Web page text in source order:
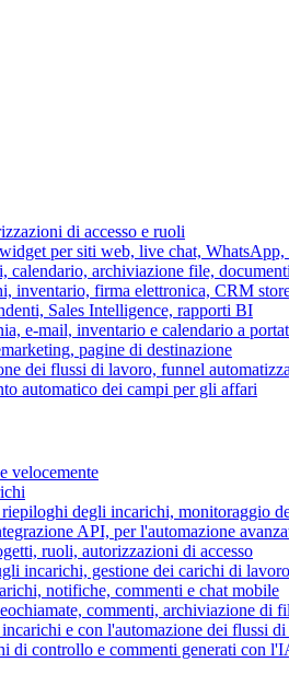
di accesso e ruoli
per siti web, live chat, WhatsApp,
calendario, archiviazione file,
inventario, firma elettronica, CRM
Sales Intelligence, rapporti BI
e-mail, inventario e calendario a
pagine di destinazione
dei flussi di lavoro, funnel
automatico dei campi per gli affari
velocemente
degli incarichi, monitoraggio
API, per l'automazione
ruoli, autorizzazioni di accesso
incarichi, gestione dei carichi di
notifiche, commenti e chat mobile
commenti, archiviazione di
e con l'automazione dei flussi
di controllo e commenti generati con